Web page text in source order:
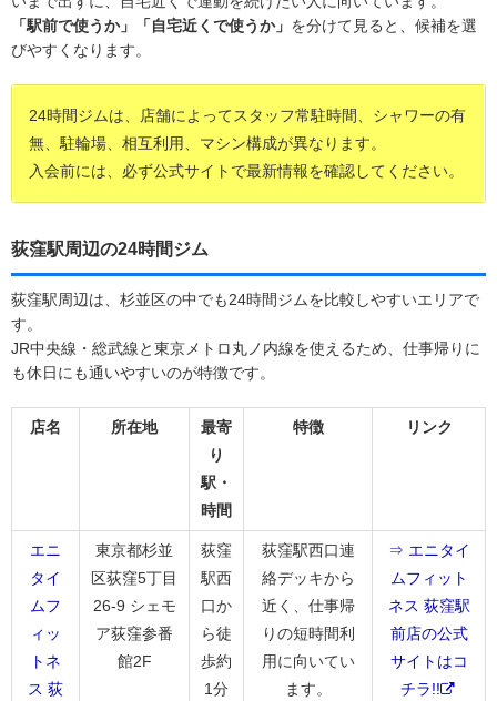
「駅前で使うか」「自宅近くで使うか」 を分けて見ると、候補を選
びやすくなります。
24時間ジムは、店舗によってスタッフ常駐時間、シャワーの有
無、駐輪場、相互利用、マシン構成が異なります。
入会前には、必ず公式サイトで最新情報を確認してください。
荻窪駅周辺の24時間ジム
荻窪駅周辺は、杉並区の中でも24時間ジムを比較しやすいエリアで
す。
JR中央線・総武線と東京メトロ丸ノ内線を使えるため、仕事帰りに
も休日にも通いやすいのが特徴です。
店名 所在地
最寄
り
駅・
時間
特徴 リンク
エニ
タイ
ムフ
ィッ
トネ
ス 荻
東京都杉並
区荻窪5丁目
26-9 シェモ
ア荻窪参番
館2F
荻窪
駅西
口か
ら徒
歩約
1分
荻窪駅西口連
絡デッキから
近く、仕事帰
りの短時間利
用に向いてい
ます。
⇒ エニタイ
ムフィット
ネス 荻窪駅
前店の公式
サイトはコ
チラ!!